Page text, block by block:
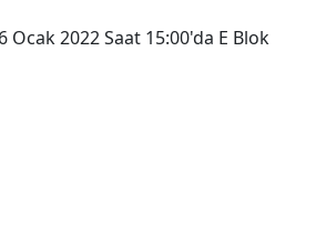
Ocak 2022 Saat 15:00'da E Blok